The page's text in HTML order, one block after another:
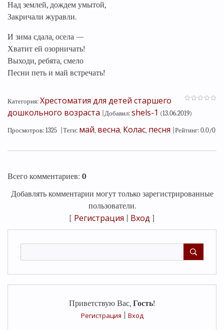
Приветствую Вас, Гость!
Регистрация
Вход
Над землей, дождем умытой,
Закричали журавли.
И зима сдала, осела —
Хватит ей озорничать!
Выходи, ребята, смело
Песни петь и май встречать!
Категория: Хрестоматия для детей старшего
дошкольного возраста
Добавил: shels-1 (13.06.2019)
Просмотров: 1325 Теги: май, весна, Колас, песня Рейтинг: 0.0/0
Всего комментариев: 0
Добавлять комментарии могут только зарегистрированные
пользователи.
[ Регистрация Вход ]